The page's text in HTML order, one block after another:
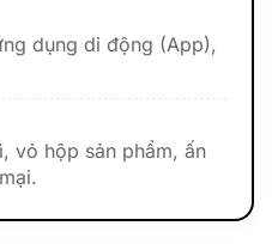
dụng di động (App),
vỏ hộp sản phẩm, ấn